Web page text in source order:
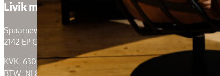
Livik meubelen
Spaarneweg 59
2142 EP Cruquius
KVK: 63004526
BTW: NL855050184B01